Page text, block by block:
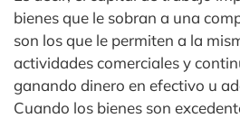
bienes que le sobran a una
son los que le permiten a la
actividades comerciales y
ganando dinero en efectivo u
Cuando los bienes son